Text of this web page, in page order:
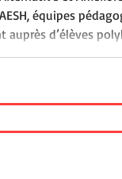
équipes
d’élèves
en
emplois du
grâce aux